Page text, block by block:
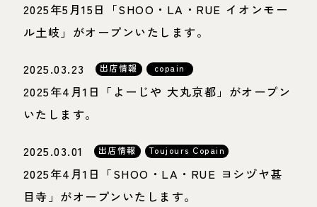
2025年5月15日「SHOO・LA・RUE イオンモー
ル土岐」がオープンいたします。
2025.03.23 出店情報 copain
2025年4月1日「よーじや 大丸京都」がオープン
いたします。
2025.03.01 出店情報 Toujours Copain
2025年4月1日「SHOO・LA・RUE ヨシヅヤ甚
目寺」がオープンいたします。